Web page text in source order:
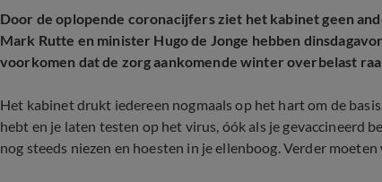
Door de oplopende coronacijfers ziet het kabinet geen
Mark Rutte en minister Hugo de Jonge hebben
voorkomen dat de zorg aankomende winter overbelast
Het kabinet drukt iedereen nogmaals op het hart om de
hebt en je laten testen op het virus, óók als je gevaccineerd
nog steeds niezen en hoesten in je ellenboog. Verder